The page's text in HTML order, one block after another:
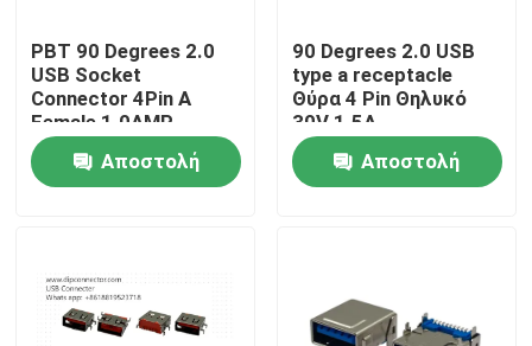
Σπίτι
Περίπου εμείς
PBT 90 Degrees 2.0
USB Socket
Connector 4Pin A
Female 1.0AMP
Αποστολή
90 Degrees 2.0 USB
type a receptacle
Θύρα 4 Pin Θηλυκό
30V 1.5A
Αποστολή